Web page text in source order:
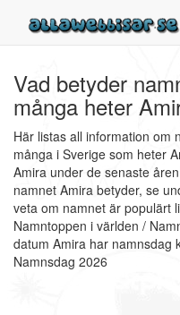
Vad betyder
många heter
Här listas all information om
många i Sverige som heter
Amira under de senaste
namnet Amira betyder, se
veta om namnet är populärt
Namntoppen i världen /
datum Amira har namnsdag
Namnsdag 2026